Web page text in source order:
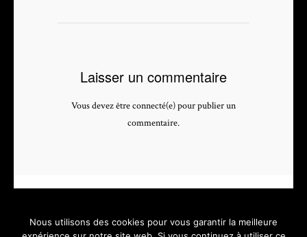
Laisser un commentaire
Vous devez être connecté(e) pour publier un
commentaire.
Nous utilisons des cookies pour vous garantir la meilleure